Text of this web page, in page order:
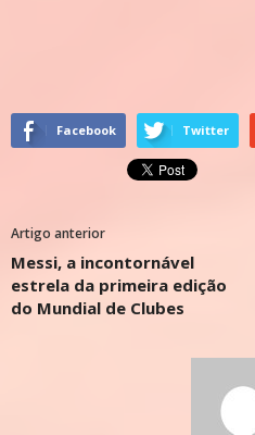
Facebook Twitter
Artigo anterior
Messi, a incontornável
estrela da primeira edição
do Mundial de Clubes